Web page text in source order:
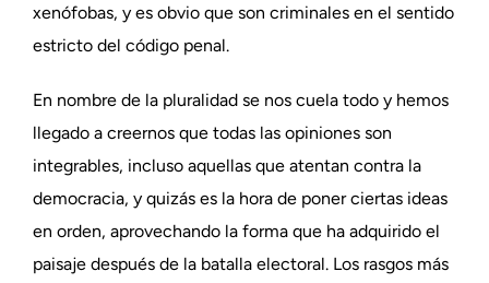
xenófobas, y es obvio que son criminales en el sentido
estricto del código penal.
En nombre de la pluralidad se nos cuela todo y hemos
llegado a creernos que todas las opiniones son
integrables, incluso aquellas que atentan contra la
democracia, y quizás es la hora de poner ciertas ideas
en orden, aprovechando la forma que ha adquirido el
paisaje después de la batalla electoral. Los rasgos más